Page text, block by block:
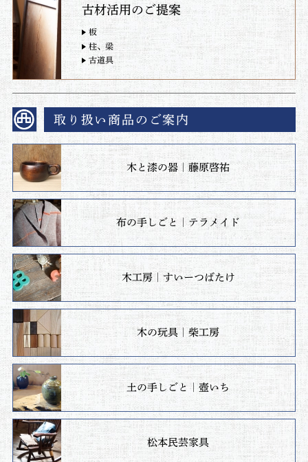
古材活用のご提案
板
柱、梁
古道具
取り扱い商品のご案内
木と漆の器｜藤原啓祐
布の手しごと｜テラメイド
木工房｜すいーつばたけ
木の玩具｜柴工房
土の手しごと｜壺いち
松本民芸家具